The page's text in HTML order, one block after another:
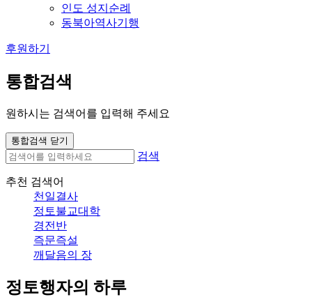
인도 성지순례
동북아역사기행
후원하기
통합검색
원하시는 검색어를 입력해 주세요
통합검색 닫기
검색
추천 검색어
천일결사
정토불교대학
경전반
즉문즉설
깨달음의 장
정토행자의 하루